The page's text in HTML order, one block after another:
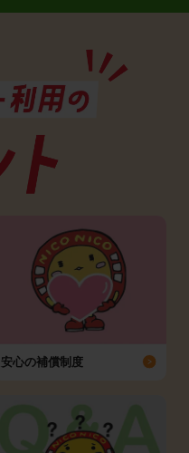
安心の補償制度